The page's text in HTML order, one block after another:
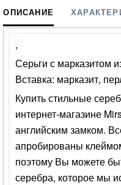
ОПИСАНИЕ
,
Серьги с марказитом
Вставка: марказит,
Купить стильные
интернет-магазине
английским замком.
апробированы
поэтому Вы можете
серебра, которое мы